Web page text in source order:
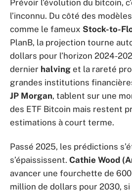
Prévoir l’évolution du bitcoin,
l’inconnu. Du côté des
comme le fameux Stock-to-
PlanB, la projection tourne
dollars pour l’horizon 2024-
dernier halving et la rareté
grandes institutions
JP Morgan, tablent sur une
des ETF Bitcoin mais restent
estimations à court terme.
Passé 2025, les prédictions
s’épaississent. Cathie Wood
avancer une fourchette de 600
million de dollars pour 2030, si